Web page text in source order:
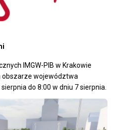
IMGW-PIB w Krakowie
województwa
do 8:00 w dniu 7 sierpnia.